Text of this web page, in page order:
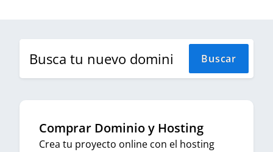
Buscar
Comprar Dominio y Hosting
Crea tu proyecto online con el hosting